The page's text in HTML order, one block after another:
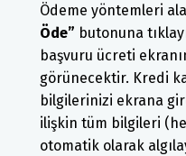
Ödeme yöntemleri
Öde” butonuna
başvuru ücreti
görünecektir. Kredi
bilgilerinizi ekrana
ilişkin tüm bilgileri
otomatik olarak